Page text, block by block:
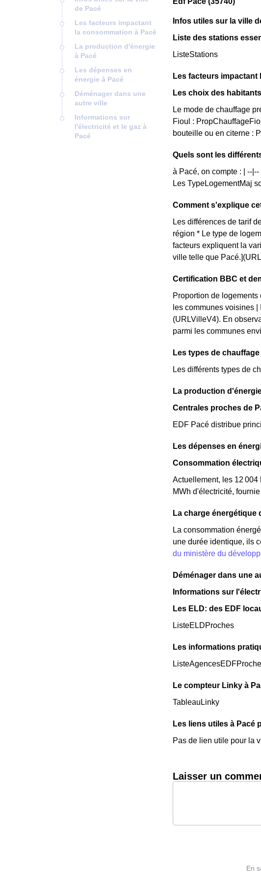
de Pacé
Les facteurs impactant
la consommation à Pacé
La production d'énergie
à Pacé
Les dépenses en
énergie à Pacé
Déménager dans une
autre ville
Informations sur
l'électricité et le gaz à
Pacé
Infos utiles sur la ville
Liste des stations
ListeStations
Les facteurs impactant
Les choix des
Le mode de chauffage
Fioul :
bouteille ou en citerne :
Quels sont les
à Pacé, on compte : | --
Les TypeLogementMaj
Comment s'explique
Les différences de tarif
région * Le type de
facteurs expliquent la
ville telle que
Certification BBC et
Proportion de
les communes voisines
(URLVilleV4). En
parmi les communes
Les types de chauffage
Les différents types de
La production
Centrales proches de
EDF Pacé distribue
Les dépenses en
Consommation
Actuellement, les 12
MWh d'électricité,
La charge énergétique
La consommation
une durée identique, ils
du ministère du
Déménager dans une
Informations sur
Les ELD: des EDF
ListeELDProches
Les informations
Le compteur Linky à
TableauLinky
Les liens utiles à Pacé
Pas de lien utile pour la
Laisser un
En